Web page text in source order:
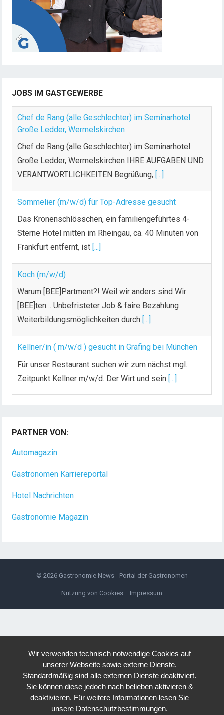
JOBS IM GASTGEWERBE
Chef de Rang (alle Geschlechter) im Seminarhotel
Große Ledder, Wermelskirchen
Chef de Rang (alle Geschlechter) im Seminarhotel
Große Ledder, Wermelskirchen IHRE AUFGABEN UND
VERANTWORTLICHKEITEN Begrüßung, [...]
Sommelier (m/w/d) für Top-Adresse gesucht
Das Kronenschlösschen, ein familiengeführtes 4-
Sterne Hotel mitten im Rheingau, ca. 40 Minuten von
Frankfurt entfernt, ist [...]
Koch (m/w/d)
Warum [BEE]Partment?! Weil wir anders sind Wir
[BEE]ten… Unbefristeter Job & faire Bezahlung
Weiterbildungsmöglichkeiten durch [...]
Kellner/in ( m/w/d ) gesucht in Grafing bei München
Für unser Restaurant suchen wir zum nächst mgl.
Zeitpunkt Kellner m/w/d. Der Wirt und sein [...]
Dein Arbeitsplatz mit Urlaubsfeeling Chef de Rang
(m/w/d) Du bist Gastgeber aus Leidenschaft und
PARTNER VON:
Automagazin
Gastronomen Karriereportal
Hotel Nachrichten
Gastronomie Magazin
© 2026 Gastronomie News - Portal der Gastronomen
Nutzung von Cookies Impressum
Wir verwenden technisch notwendige Cookies auf
unserer Webseite sowie externe Dienste.
Standardmäßig sind alle externen Dienste deaktiviert.
Sie können diese jedoch nach belieben aktivieren &
deaktivieren. Für weitere Informationen lesen Sie
unsere Datenschutzbestimmungen.